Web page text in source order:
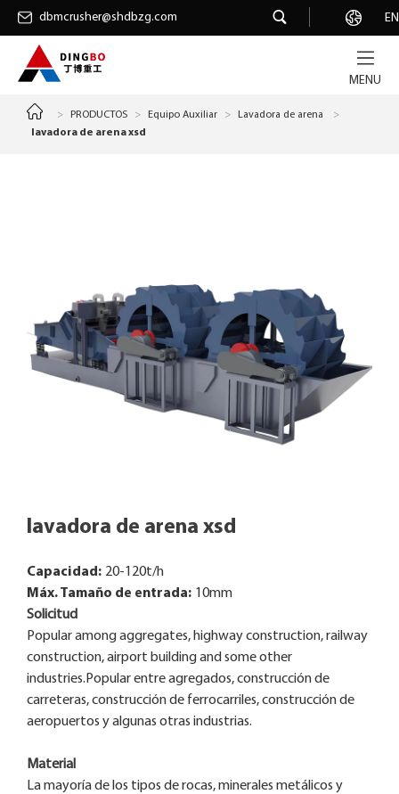
EN
dbmcrusher@shdbzg.com
MENU
dbmcrusher@shdbzg.com Carrera
> PRODUCTOS > Equipo Auxiliar > Lavadora de arena
>
lavadora de arena xsd
lavadora de arena xsd
Capacidad: 20-120t/h
Máx. Tamaño de entrada: 10mm
Solicitud
Popular among aggregates, highway construction, railway
construction, airport building and some other
industries.Popular entre agregados, construcción de
carreteras, construcción de ferrocarriles, construcción de
aeropuertos y algunas otras industrias.
Material
La mayoría de los tipos de rocas, minerales metálicos y